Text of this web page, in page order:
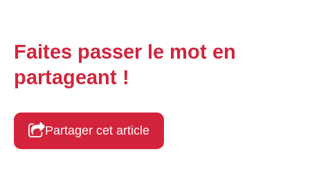
Faites passer le mot en
partageant !
Partager cet article